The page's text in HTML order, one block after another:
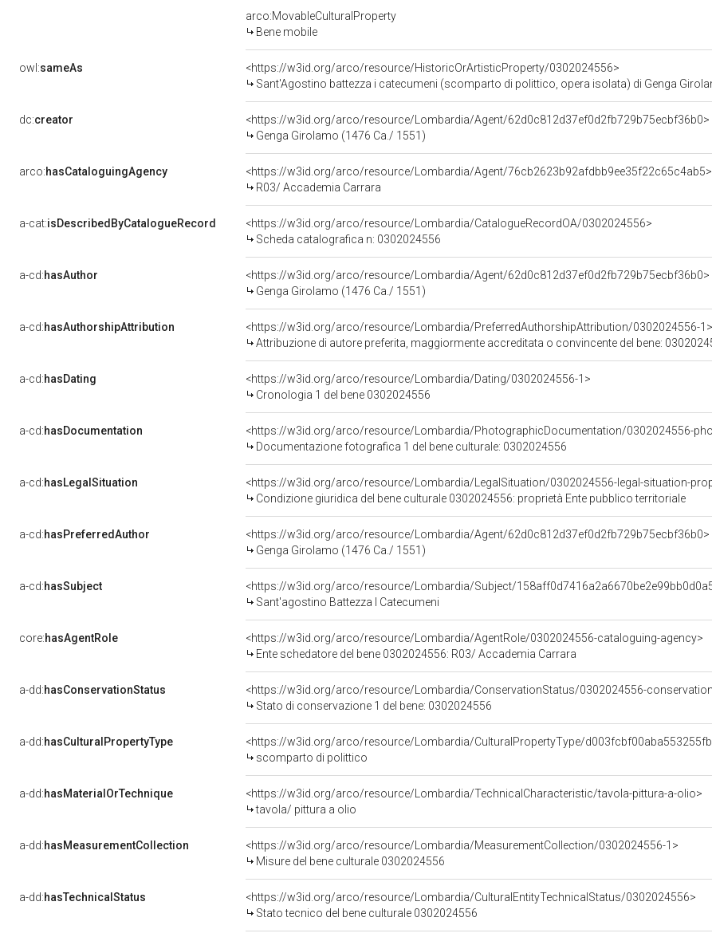
arco:MovableCulturalProperty
Bene mobile
owl:sameAs
<https://w3id.org/arco/resource/HistoricOrArtisticProperty/0302024556>
Sant'Agostino battezza i catecumeni (scomparto di polittico, opera isolata) di Genga
dc:creator
<https://w3id.org/arco/resource/Lombardia/Agent/62d0c812d37ef0d2fb729b75ecbf36b0>
Genga Girolamo (1476 Ca./ 1551)
arco:hasCataloguingAgency
<https://w3id.org/arco/resource/Lombardia/Agent/76cb2623b92afdbb9ee35f22c65c4ab5>
R03/ Accademia Carrara
a-cat:isDescribedByCatalogueRecord
<https://w3id.org/arco/resource/Lombardia/CatalogueRecordOA/0302024556>
Scheda catalografica n: 0302024556
a-cd:hasAuthor
<https://w3id.org/arco/resource/Lombardia/Agent/62d0c812d37ef0d2fb729b75ecbf36b0>
Genga Girolamo (1476 Ca./ 1551)
a-cd:hasAuthorshipAttribution
<https://w3id.org/arco/resource/Lombardia/PreferredAuthorshipAttribution/0302024556-1>
Attribuzione di autore preferita, maggiormente accreditata o convincente del bene:
a-cd:hasDating
<https://w3id.org/arco/resource/Lombardia/Dating/0302024556-1>
Cronologia 1 del bene 0302024556
a-cd:hasDocumentation
<https://w3id.org/arco/resource/Lombardia/PhotographicDocumentation/0302024556-
Documentazione fotografica 1 del bene culturale: 0302024556
a-cd:hasLegalSituation
<https://w3id.org/arco/resource/Lombardia/LegalSituation/0302024556-legal-situation-
Condizione giuridica del bene culturale 0302024556: proprietà Ente pubblico territoriale
a-cd:hasPreferredAuthor
<https://w3id.org/arco/resource/Lombardia/Agent/62d0c812d37ef0d2fb729b75ecbf36b0>
Genga Girolamo (1476 Ca./ 1551)
a-cd:hasSubject
<https://w3id.org/arco/resource/Lombardia/Subject/
Sant'agostino Battezza I Catecumeni
core:hasAgentRole
<https://w3id.org/arco/resource/Lombardia/AgentRole/0302024556-cataloguing-agency>
Ente schedatore del bene 0302024556: R03/ Accademia Carrara
a-dd:hasConservationStatus
<https://w3id.org/arco/resource/Lombardia/ConservationStatus/0302024556-
Stato di conservazione 1 del bene: 0302024556
a-dd:hasCulturalPropertyType
<https://w3id.org/arco/resource/Lombardia/CulturalPropertyType/
scomparto di polittico
a-dd:hasMaterialOrTechnique
<https://w3id.org/arco/resource/Lombardia/TechnicalCharacteristic/tavola-pittura-a-olio>
tavola/ pittura a olio
a-dd:hasMeasurementCollection
<https://w3id.org/arco/resource/Lombardia/MeasurementCollection/0302024556-1>
Misure del bene culturale 0302024556
a-dd:hasTechnicalStatus
<https://w3id.org/arco/resource/Lombardia/CulturalEntityTechnicalStatus/0302024556>
Stato tecnico del bene culturale 0302024556